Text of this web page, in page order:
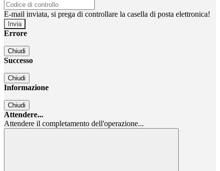
E-mail inviata, si prega di controllare la casella di posta elettronica!
Errore
Chiudi
Successo
Chiudi
Informazione
Chiudi
Attendere...
Attendere il completamento dell'operazione...